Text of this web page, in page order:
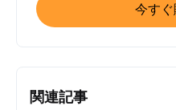
今す
関連記事